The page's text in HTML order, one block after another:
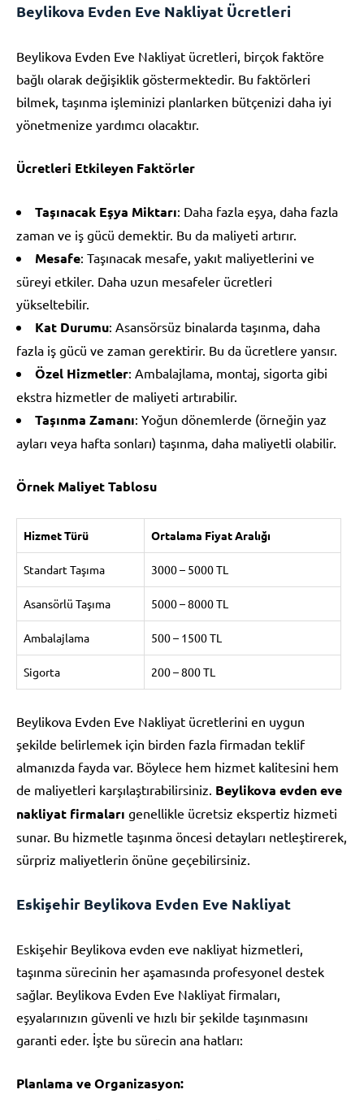
Beylikova Evden Eve Nakliyat Ücretleri
Beylikova Evden Eve Nakliyat ücretleri, birçok faktöre
bağlı olarak değişiklik göstermektedir. Bu faktörleri
bilmek, taşınma işleminizi planlarken bütçenizi daha iyi
yönetmenize yardımcı olacaktır.
Ücretleri Etkileyen Faktörler
Taşınacak Eşya Miktarı: Daha fazla eşya, daha fazla
zaman ve iş gücü demektir. Bu da maliyeti artırır.
Mesafe: Taşınacak mesafe, yakıt maliyetlerini ve
süreyi etkiler. Daha uzun mesafeler ücretleri
yükseltebilir.
Kat Durumu: Asansörsüz binalarda taşınma, daha
fazla iş gücü ve zaman gerektirir. Bu da ücretlere yansır.
Özel Hizmetler: Ambalajlama, montaj, sigorta gibi
ekstra hizmetler de maliyeti artırabilir.
Taşınma Zamanı: Yoğun dönemlerde (örneğin yaz
ayları veya hafta sonları) taşınma, daha maliyetli olabilir.
Örnek Maliyet Tablosu
Hizmet Türü Ortalama Fiyat Aralığı
Standart Taşıma 3000 – 5000 TL
Asansörlü Taşıma 5000 – 8000 TL
Ambalajlama 500 – 1500 TL
Sigorta 200 – 800 TL
Beylikova Evden Eve Nakliyat ücretlerini en uygun
şekilde belirlemek için birden fazla firmadan teklif
almanızda fayda var. Böylece hem hizmet kalitesini hem
de maliyetleri karşılaştırabilirsiniz. Beylikova evden eve
nakliyat firmaları genellikle ücretsiz ekspertiz hizmeti
sunar. Bu hizmetle taşınma öncesi detayları netleştirerek,
sürpriz maliyetlerin önüne geçebilirsiniz.
Eskişehir Beylikova Evden Eve Nakliyat
Eskişehir Beylikova evden eve nakliyat hizmetleri,
taşınma sürecinin her aşamasında profesyonel destek
sağlar. Beylikova Evden Eve Nakliyat firmaları,
eşyalarınızın güvenli ve hızlı bir şekilde taşınmasını
garanti eder. İşte bu sürecin ana hatları:
Planlama ve Organizasyon: